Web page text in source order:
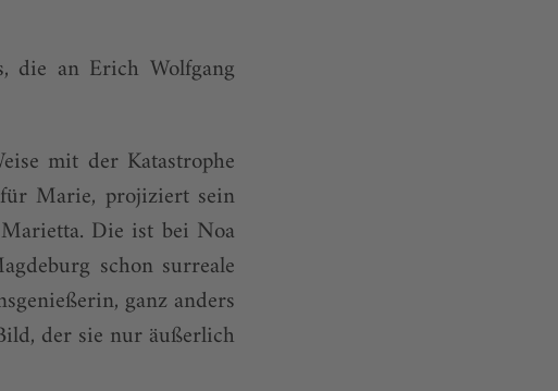
die an Erich Wolfgang
mit der Katastrophe
Marie, projiziert sein
Die ist bei Noa
schon surreale
ganz anders
der sie nur äußerlich